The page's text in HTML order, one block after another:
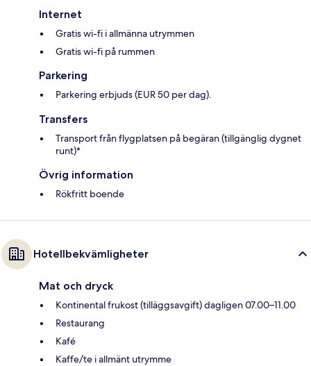
Internet
Gratis wi-fi i allmänna utrymmen
Gratis wi-fi på rummen
Parkering
Parkering erbjuds (EUR 50 per dag).
Transfers
Transport från flygplatsen på begäran (tillgänglig dygnet
runt)*
Övrig information
Rökfritt boende
Hotellbekvämligheter
Mat och dryck
Kontinental frukost (tilläggsavgift) dagligen 07.00–11.00
Restaurang
Kafé
Kaffe/te i allmänt utrymme